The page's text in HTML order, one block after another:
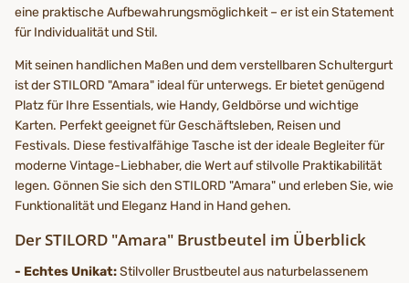
eine praktische Aufbewahrungsmöglichkeit – er ist ein Statement
für Individualität und Stil.
Mit seinen handlichen Maßen und dem verstellbaren Schultergurt
ist der STILORD "Amara" ideal für unterwegs. Er bietet genügend
Platz für Ihre Essentials, wie Handy, Geldbörse und wichtige
Karten. Perfekt geeignet für Geschäftsleben, Reisen und
Festivals. Diese festivalfähige Tasche ist der ideale Begleiter für
moderne Vintage-Liebhaber, die Wert auf stilvolle Praktikabilität
legen. Gönnen Sie sich den STILORD "Amara" und erleben Sie, wie
Funktionalität und Eleganz Hand in Hand gehen.
Der STILORD "Amara" Brustbeutel im Überblick
- Echtes Unikat:Stilvoller Brustbeutel aus naturbelassenem